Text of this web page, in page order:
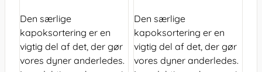
Den særlige
kapoksortering er en
vigtig del af det, der gør
vores dyner anderledes.
Den særlige
kapoksortering er en
vigtig del af det, der gør
vores dyner anderledes.